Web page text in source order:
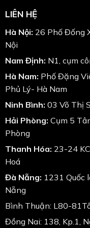
LIÊN HỆ
Hà Nội: 26 Phố Đống
Nội
Nam Định: N1, cụm
Hà Nam: Phố Đặng
Phủ Lý- Hà Nam
Ninh Bình: 03 Võ Thị
Hải Phòng: Cụm 5
Phòng
Thanh Hóa: 23-24
Hoá
Đà Nẵng: 1231 Quốc
Nẵng
Bình Thuận: L80-
Đồng Nai: 138, Kp.1,